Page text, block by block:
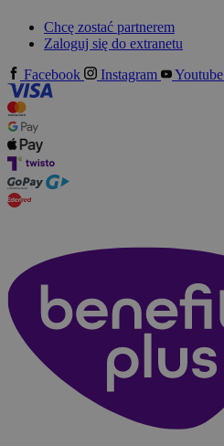
Chcę zostać partnerem
Zaloguj się do extranetu
Facebook
Instagram Youtube